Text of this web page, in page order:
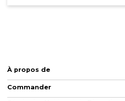
À propos de
Commander